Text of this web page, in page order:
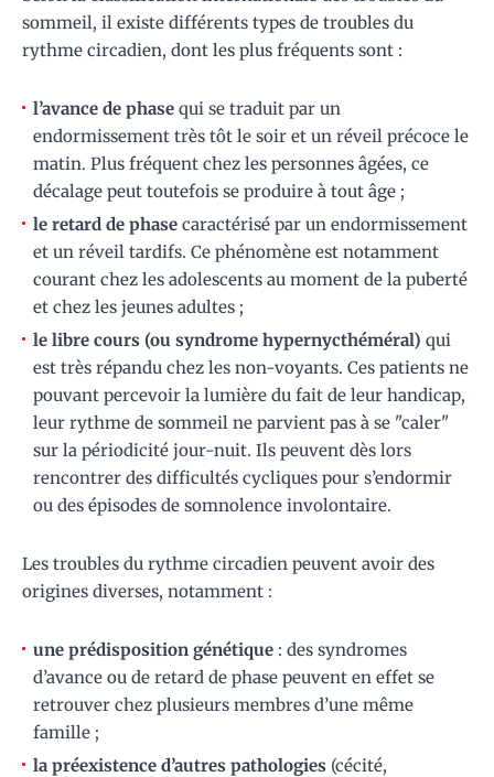
sommeil, il existe différents types de troubles du
rythme circadien, dont les plus fréquents sont :
l’avance de phase qui se traduit par un
endormissement très tôt le soir et un réveil précoce le
matin. Plus fréquent chez les personnes âgées, ce
décalage peut toutefois se produire à tout âge ;
le retard de phase caractérisé par un endormissement
et un réveil tardifs. Ce phénomène est notamment
courant chez les adolescents au moment de la puberté
et chez les jeunes adultes ;
le libre cours (ou syndrome hypernycthéméral) qui
est très répandu chez les non-voyants. Ces patients ne
pouvant percevoir la lumière du fait de leur handicap,
leur rythme de sommeil ne parvient pas à se "caler"
sur la périodicité jour-nuit. Ils peuvent dès lors
rencontrer des difficultés cycliques pour s’endormir
ou des épisodes de somnolence involontaire.
Les troubles du rythme circadien peuvent avoir des
origines diverses, notamment :
une prédisposition génétique : des syndromes
d’avance ou de retard de phase peuvent en effet se
retrouver chez plusieurs membres d’une même
famille ;
la préexistence d’autres pathologies (cécité,